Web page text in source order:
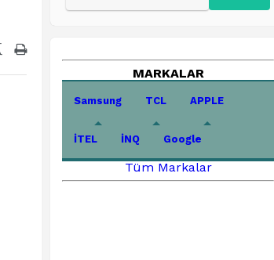
MARKALAR
Samsung TCL APPLE
İTEL İNQ Google
Tüm Markalar